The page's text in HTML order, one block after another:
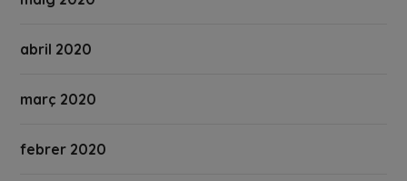
abril 2020
març 2020
febrer 2020